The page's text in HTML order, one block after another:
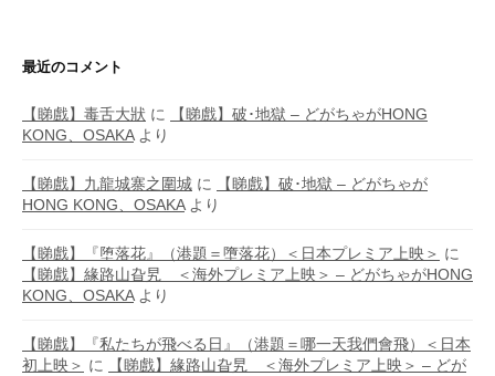
最近のコメント
【睇戲】毒舌大狀 に
【睇戲】破･地獄 – どがちゃがHONG
KONG、OSAKAより
【睇戲】九龍城寨之圍城 に
【睇戲】破･地獄 – どがちゃが
HONG KONG、OSAKAより
【睇戲】『堕落花』（港題＝墮落花）＜日本プレミア上映＞ に
【睇戲】緣路山旮旯 ＜海外プレミア上映＞ – どがちゃがHONG
KONG、OSAKAより
【睇戲】『私たちが飛べる日』（港題＝哪一天我們會飛）＜日本
初上映＞ に
【睇戲】緣路山旮旯 ＜海外プレミア上映＞ – どが